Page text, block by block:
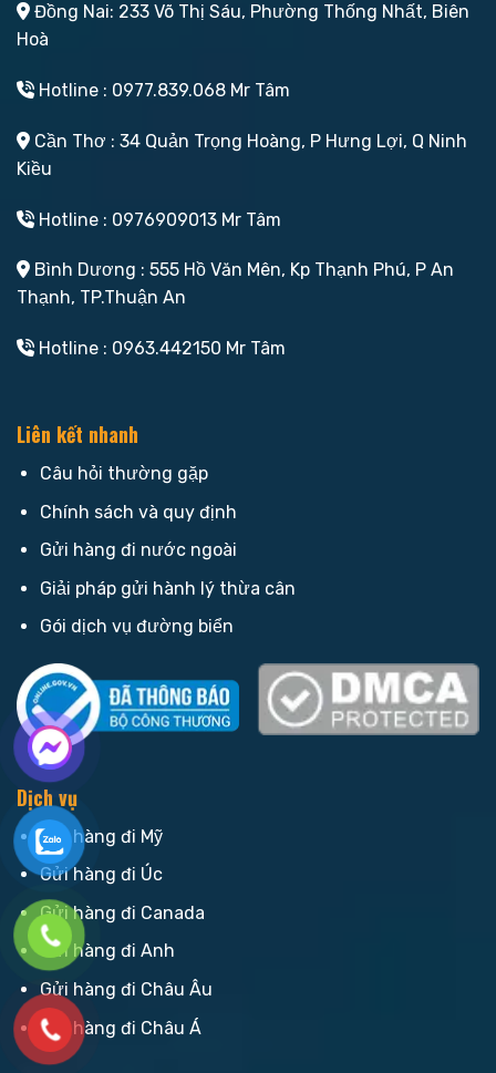
Đồng Nai: 233 Võ Thị Sáu, Phường Thống Nhất, Biên
Hoà
Hotline : 0977.839.068 Mr Tâm
Cần Thơ : 34 Quản Trọng Hoàng, P Hưng Lợi, Q Ninh
Kiều
Hotline : 0976909013 Mr Tâm
Bình Dương : 555 Hồ Văn Mên, Kp Thạnh Phú, P An
Thạnh, TP.Thuận An
Hotline : 0963.442150 Mr Tâm
Liên kết nhanh
Câu hỏi thường gặp
Chính sách và quy định
Gửi hàng đi nước ngoài
Giải pháp gửi hành lý thừa cân
Gói dịch vụ đường biển
Dịch vụ
Gửi hàng đi Mỹ
Gửi hàng đi Úc
Gửi hàng đi Canada
Gửi hàng đi Anh
Gửi hàng đi Châu Âu
Gửi hàng đi Châu Á